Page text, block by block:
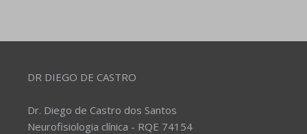
DR DIEGO DE CASTRO
Dr. Diego de Castro dos Santos
Neurofisiologia clínica - RQE 74154